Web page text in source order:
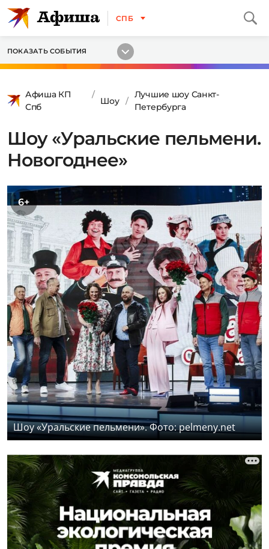
СПБ
ПОКАЗАТЬ СОБЫТИЯ
Афиша КП
Спб
Шоу
Лучшие шоу Санкт-
Петербурга
Шоу «Уральские пельмени.
Новогоднее»
6+
Шоу «Уральские пельмени». Фото: pelmeny.net